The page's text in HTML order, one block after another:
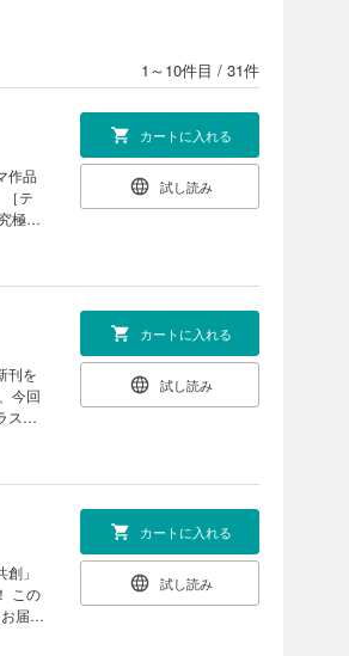
1～10件目 / 31件
作品
極の
小
ン
カートに入れる
試し読み
刊を
スト
の風
年
を
部
カートに入れる
試し読み
」
届
カートに入れる
試し読み